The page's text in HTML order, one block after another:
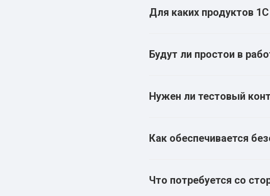
Для каких продуктов
Будут ли простои в
Нужен ли тестовый
Как обеспечивается
Что потребуется со